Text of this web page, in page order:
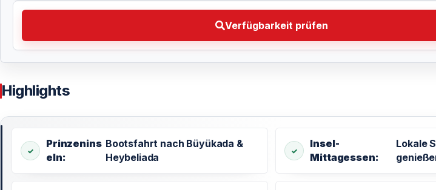
Verfügbarkeit prüfen
Verfügbarkeit prüfen Wählen Sie Ihr bevorzugtes Datum
Highlights
Prinzenins
eln:
Bootsfahrt nach Büyükada &
Heybeliada
Insel-
Mittagessen:
Lokale